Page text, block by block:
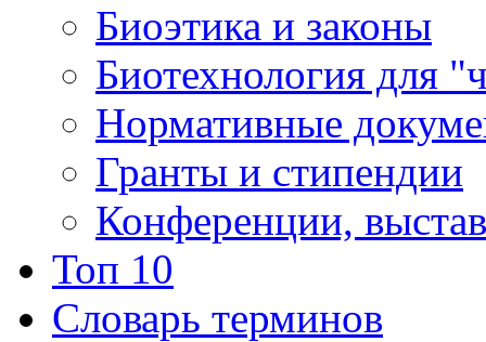
Биоэтика и законы
Биотехнология для
Нормативные
Гранты и стипендии
Конференции,
Топ 10
Словарь терминов